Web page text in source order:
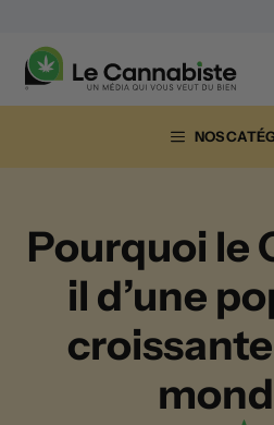
contenu
NOS
Pourquoi le
il d’une